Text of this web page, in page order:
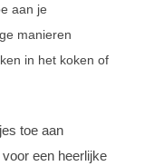
aan je
manieren
in het koken of
toe aan
een heerlijke